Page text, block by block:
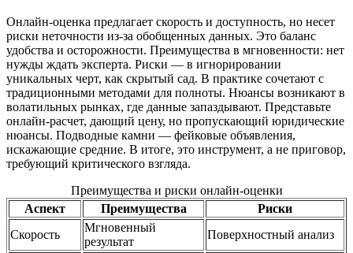
Онлайн-оценка предлагает скорость и доступность, но несет
риски неточности из-за обобщенных данных. Это баланс
удобства и осторожности. Преимущества в мгновенности: нет
нужды ждать эксперта. Риски — в игнорировании
уникальных черт, как скрытый сад. В практике сочетают с
традиционными методами для полноты. Нюансы возникают в
волатильных рынках, где данные запаздывают. Представьте
онлайн-расчет, дающий цену, но пропускающий юридические
нюансы. Подводные камни — фейковые объявления,
искажающие средние. В итоге, это инструмент, а не приговор,
требующий критического взгляда.
Преимущества и риски онлайн-оценки
Аспект
Преимущества
Риски
Скорость
Мгновенный
результат
Поверхностный анализ